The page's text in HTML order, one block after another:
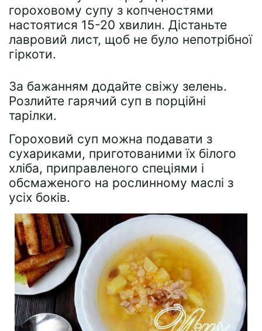
гороховому супу з копченостями
настоятися 15-20 хвилин. Дістаньте
лавровий лист, щоб не було непотрібної
гіркоти.
За бажанням додайте свіжу зелень.
Розлийте гарячий суп в порційні
тарілки.
Гороховий суп можна подавати з
сухариками, приготованими їх білого
хліба, приправленого спеціями і
обсмаженого на рослинному маслі з
усіх боків.